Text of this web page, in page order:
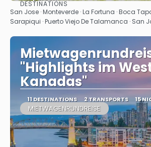
See
DESTINATIONS
San Jose · Monteverde · La Fortuna · Boca
Sarapiqui · Puerto Viejo De Talamanca · San
"Highlights im
Kanadas"
11 DESTINATIONS 2 TRANSPORTS 15
MIETWAGENRUNDREISE